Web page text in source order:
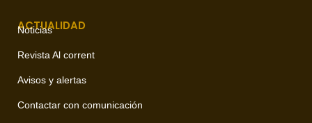
ACTUALIDAD
Noticias
Revista Al corrent
Avisos y alertas
Contactar con comunicación